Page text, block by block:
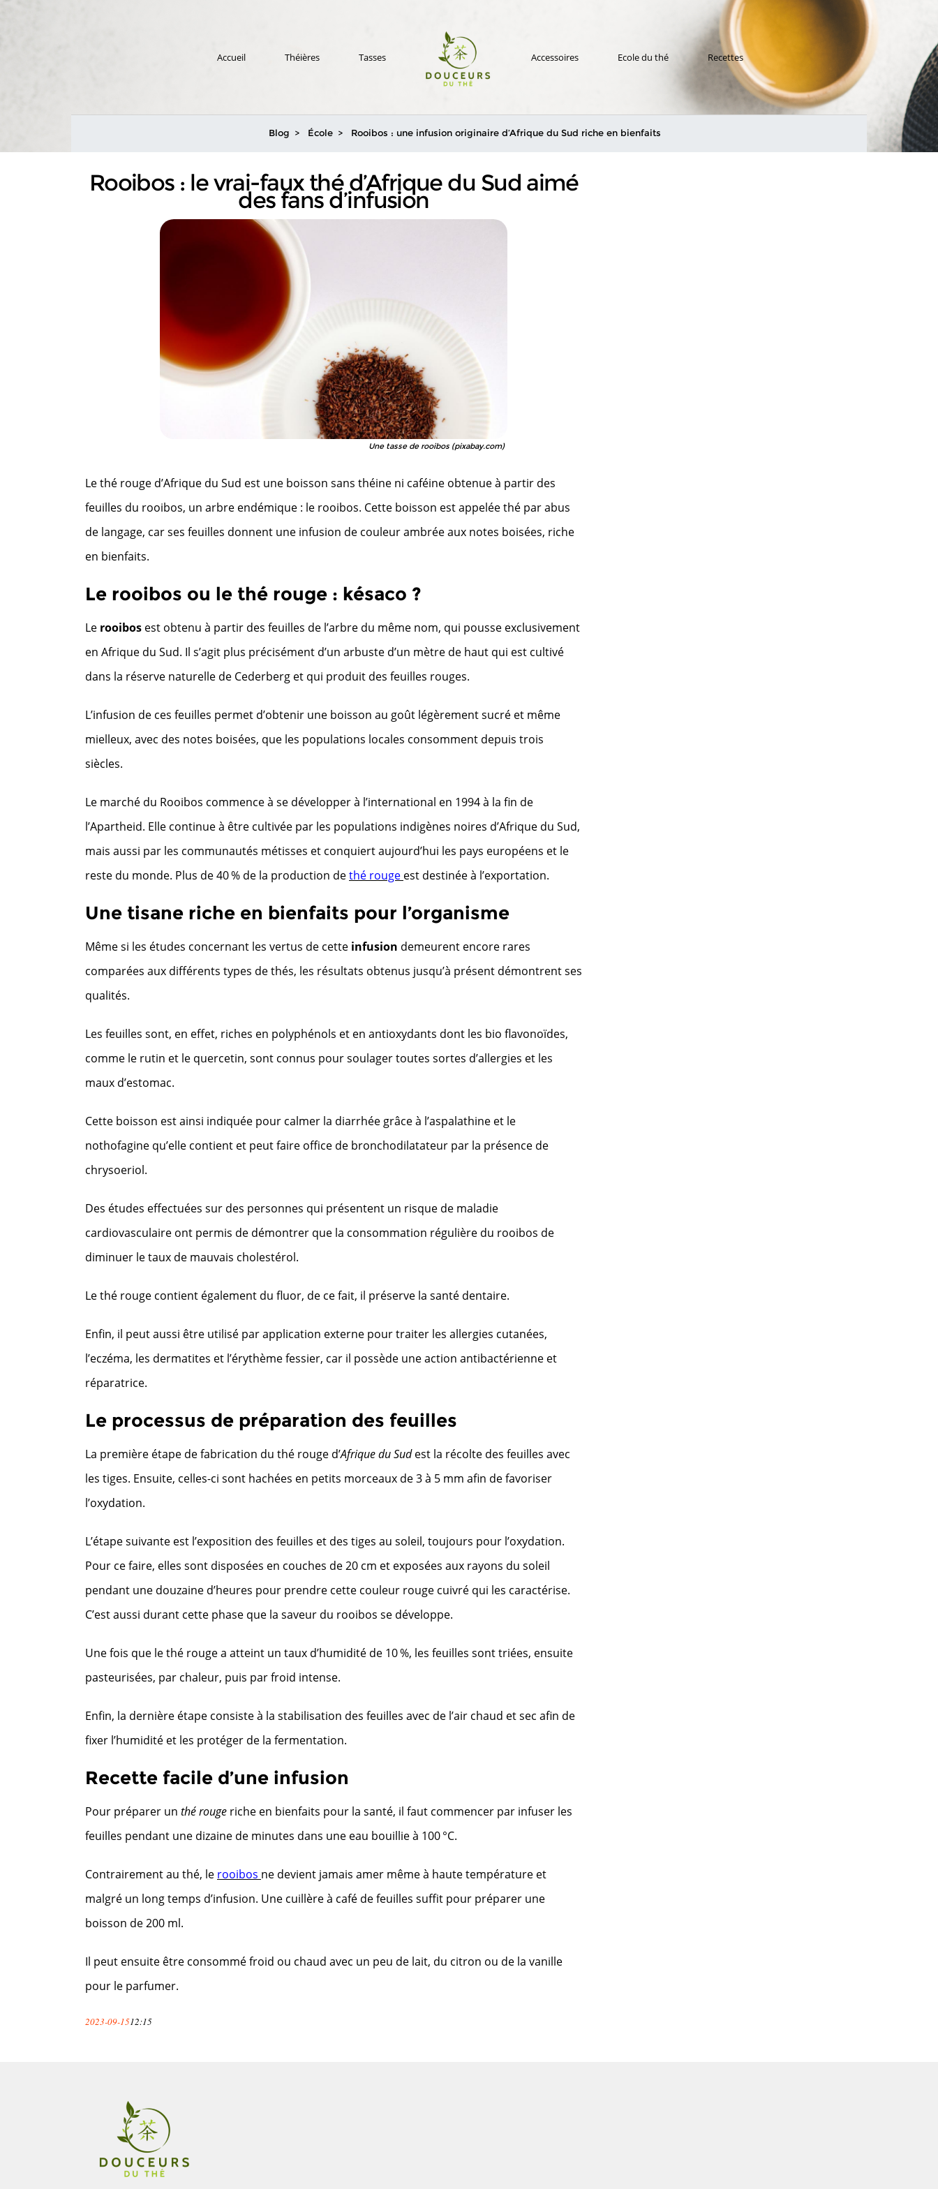
Accueil Théières Tasses Accessoires Ecole du thé Recettes
Blog École Rooibos : une infusion originaire d’Afrique du Sud riche en bienfaits
Rooibos : le vrai-faux thé d’Afrique du Sud aimé
des fans d’infusion
Une tasse de rooibos (pixabay.com)
Le thé rouge d’Afrique du Sud est une boisson sans théine ni caféine obtenue à partir des
feuilles du rooibos, un arbre endémique : le rooibos. Cette boisson est appelée thé par abus
de langage, car ses feuilles donnent une infusion de couleur ambrée aux notes boisées, riche
en bienfaits.
Le rooibos ou le thé rouge : késaco ?
Le rooibos est obtenu à partir des feuilles de l’arbre du même nom, qui pousse exclusivement
en Afrique du Sud. Il s’agit plus précisément d’un arbuste d’un mètre de haut qui est cultivé
dans la réserve naturelle de Cederberg et qui produit des feuilles rouges.
L’infusion de ces feuilles permet d’obtenir une boisson au goût légèrement sucré et même
mielleux, avec des notes boisées, que les populations locales consomment depuis trois
siècles.
Le marché du Rooibos commence à se développer à l’international en 1994 à la fin de
l’Apartheid. Elle continue à être cultivée par les populations indigènes noires d’Afrique du Sud,
mais aussi par les communautés métisses et conquiert aujourd’hui les pays européens et le
reste du monde. Plus de 40 % de la production dethé rouge est destinée à l’exportation.
Une tisane riche en bienfaits pour l’organisme
Même si les études concernant les vertus de cette infusion demeurent encore rares
comparées aux différents types de thés, les résultats obtenus jusqu’à présent démontrent ses
qualités.
Les feuilles sont, en effet, riches en polyphénols et en antioxydants dont les bio flavonoïdes,
comme le rutin et le quercetin, sont connus pour soulager toutes sortes d’allergies et les
maux d’estomac.
Cette boisson est ainsi indiquée pour calmer la diarrhée grâce à l’aspalathine et le
nothofagine qu’elle contient et peut faire office de bronchodilatateur par la présence de
chrysoeriol.
Des études effectuées sur des personnes qui présentent un risque de maladie
cardiovasculaire ont permis de démontrer que la consommation régulière du rooibos de
diminuer le taux de mauvais cholestérol.
Le thé rouge contient également du fluor, de ce fait, il préserve la santé dentaire.
Enfin, il peut aussi être utilisé par application externe pour traiter les allergies cutanées,
l’eczéma, les dermatites et l’érythème fessier, car il possède une action antibactérienne et
réparatrice.
Le processus de préparation des feuilles
La première étape de fabrication du thé rouge d’Afrique du Sudest la récolte des feuilles avec
les tiges. Ensuite, celles-ci sont hachées en petits morceaux de 3 à 5 mm afin de favoriser
l’oxydation.
L’étape suivante est l’exposition des feuilles et des tiges au soleil, toujours pour l’oxydation.
Pour ce faire, elles sont disposées en couches de 20 cm et exposées aux rayons du soleil
pendant une douzaine d’heures pour prendre cette couleur rouge cuivré qui les caractérise.
C’est aussi durant cette phase que la saveur du rooibos se développe.
Une fois que le thé rouge a atteint un taux d’humidité de 10 %, les feuilles sont triées, ensuite
pasteurisées, par chaleur, puis par froid intense.
Enfin, la dernière étape consiste à la stabilisation des feuilles avec de l’air chaud et sec afin de
fixer l’humidité et les protéger de la fermentation.
Recette facile d’une infusion
Pour préparer un thé rouge riche en bienfaits pour la santé, il faut commencer par infuser les
feuilles pendant une dizaine de minutes dans une eau bouillie à 100 °C.
Contrairement au thé, le rooibos ne devient jamais amer même à haute température et
malgré un long temps d’infusion. Une cuillère à café de feuilles suffit pour préparer une
boisson de 200 ml.
Il peut ensuite être consommé froid ou chaud avec un peu de lait, du citron ou de la vanille
pour le parfumer.
2023-09-1512:15